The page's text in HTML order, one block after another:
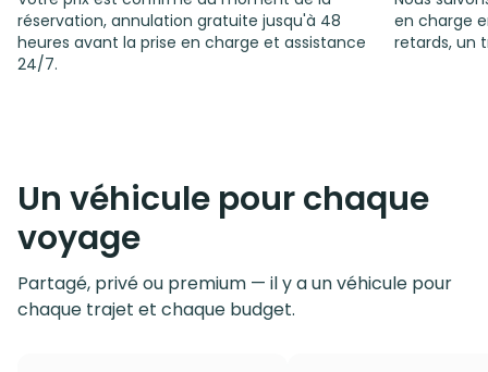
réservation, annulation gratuite jusqu'à 48
heures avant la prise en charge et assistance
24/7.
en charge
retards, un
Un véhicule pour chaque
voyage
Partagé, privé ou premium — il y a un véhicule pour
chaque trajet et chaque budget.